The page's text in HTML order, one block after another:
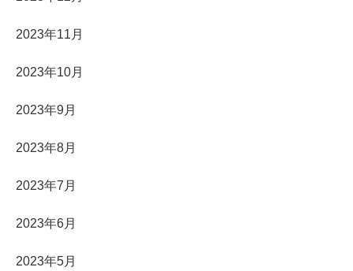
2023年11月
2023年10月
2023年9月
2023年8月
2023年7月
2023年6月
2023年5月